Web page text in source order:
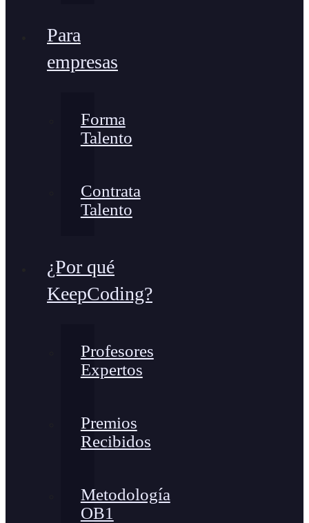
Para
empresas
Forma
Talento
Contrata
Talento
¿Por qué
KeepCoding?
Profesores
Expertos
Premios
Recibidos
Metodología
OB1